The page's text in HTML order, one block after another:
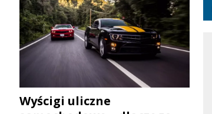
Wyścigi uliczne